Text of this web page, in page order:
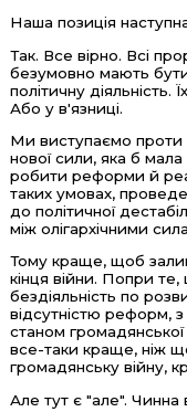
Наша позиція
Так. Все вірно. Всі
безумовно мають
політичну діяльність.
Або у в'язниці.
Ми виступаємо проти
нової сили, яка б
робити реформи й
таких умовах,
до політичної
між олігархічними
Тому краще, щоб
кінця війни. Попри
бездіяльність по
відсутністю реформ,
станом
все-таки краще, ніж
громадянську війну,
Але тут є "але".